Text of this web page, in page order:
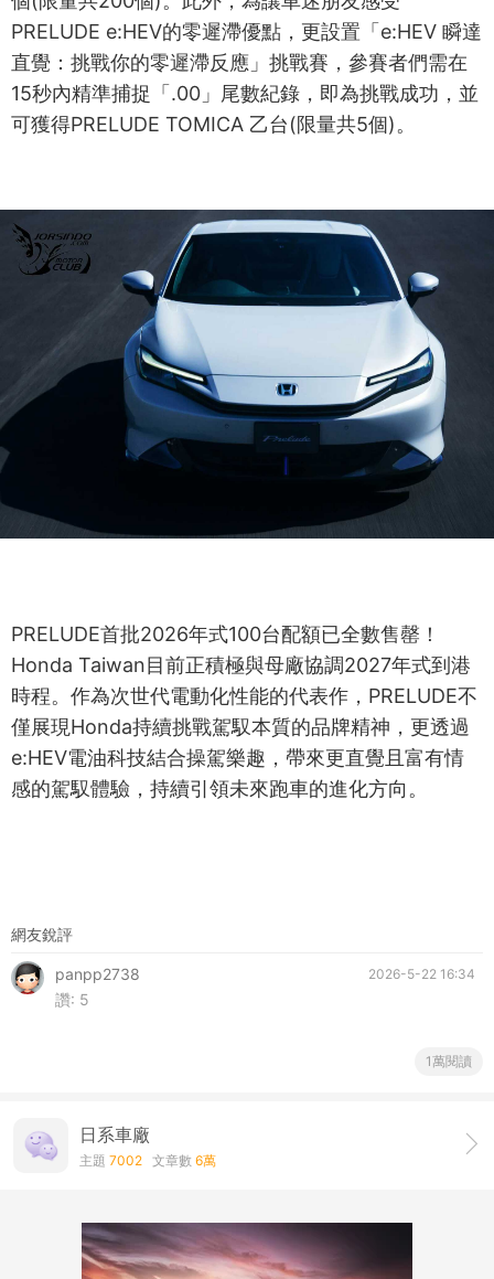
PRELUDE e:HEV的零遲滯優點，更設置「e:HEV 瞬達
直覺：挑戰你的零遲滯反應」挑戰賽，參賽者們需在
15秒內精準捕捉「.00」尾數紀錄，即為挑戰成功，並
可獲得PRELUDE TOMICA 乙台(限量共5個)。
PRELUDE首批2026年式100台配額已全數售罄！
Honda Taiwan目前正積極與母廠協調2027年式到港
時程。作為次世代電動化性能的代表作，PRELUDE不
僅展現Honda持續挑戰駕馭本質的品牌精神，更透過
e:HEV電油科技結合操駕樂趣，帶來更直覺且富有情
感的駕馭體驗，持續引領未來跑車的進化方向。
網友銳評
2026-5-22 16:34
panpp2738
讚: 5
1萬閱讀
日系車廠
主題 7002 文章數 6萬